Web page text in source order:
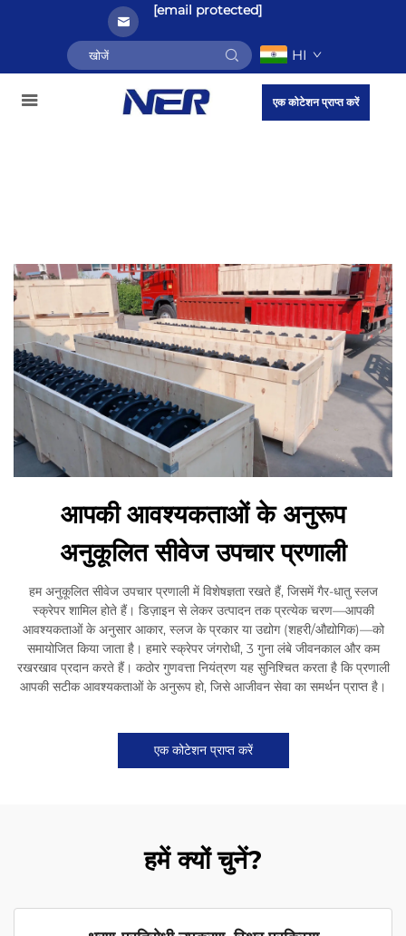
[email protected]
HI
एक कोटेशन प्राप्त करें
आपकी आवश्यकताओं के अनुरूप
अनुकूलित सीवेज उपचार प्रणाली
हम अनुकूलित सीवेज उपचार प्रणाली में विशेषज्ञता रखते हैं, जिसमें गैर-धातु स्लज
स्क्रेपर शामिल होते हैं। डिज़ाइन से लेकर उत्पादन तक प्रत्येक चरण—आपकी
आवश्यकताओं के अनुसार आकार, स्लज के प्रकार या उद्योग (शहरी/औद्योगिक)—को
समायोजित किया जाता है। हमारे स्क्रेपर जंगरोधी, 3 गुना लंबे जीवनकाल और कम
रखरखाव प्रदान करते हैं। कठोर गुणवत्ता नियंत्रण यह सुनिश्चित करता है कि प्रणाली
आपकी सटीक आवश्यकताओं के अनुरूप हो, जिसे आजीवन सेवा का समर्थन प्राप्त है।
एक कोटेशन प्राप्त करें
हमें क्यों चुनें?